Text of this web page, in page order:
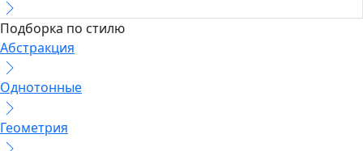
Подборка по стилю
Абстракция
Однотонные
Геометрия